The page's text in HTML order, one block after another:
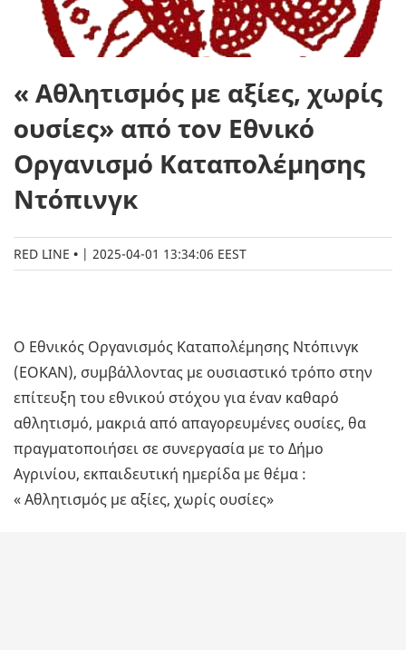
« Αθλητισμός με αξίες, χωρίς
ουσίες» από τον Εθνικό
Οργανισμό Καταπολέμησης
Ντόπινγκ
RED LINE | 2025-04-01 13:34:06 EEST
Ο Εθνικός Οργανισμός Καταπολέμησης Ντόπινγκ
(ΕΟΚΑΝ), συμβάλλοντας με ουσιαστικό τρόπο στην
επίτευξη του εθνικού στόχου για έναν καθαρό
αθλητισμό, μακριά από απαγορευμένες ουσίες, θα
πραγματοποιήσει σε συνεργασία με το Δήμο
Αγρινίου, εκπαιδευτική ημερίδα με θέμα :
« Αθλητισμός με αξίες, χωρίς ουσίες»